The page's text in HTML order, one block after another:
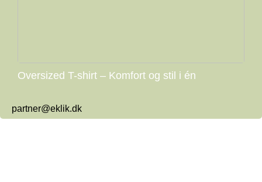
Oversized T-shirt – Komfort og stil i én
partner@eklik.dk